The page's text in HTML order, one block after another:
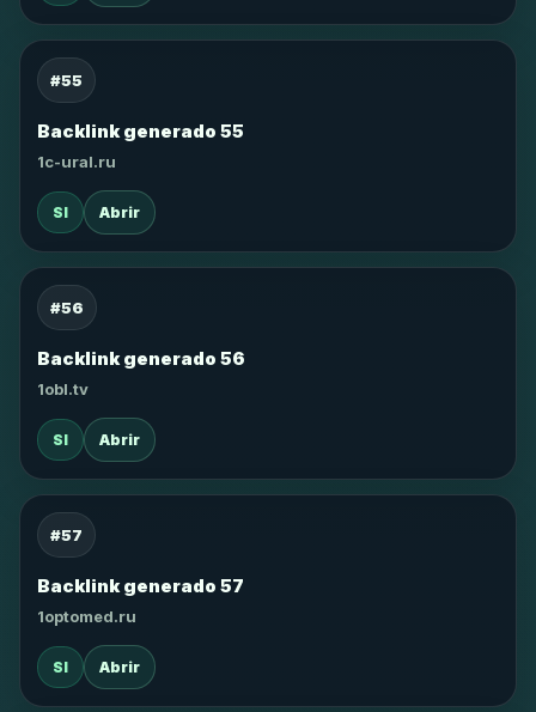
#55
Backlink generado 55
1c-ural.ru
SI Abrir
#56
Backlink generado 56
1obl.tv
SI Abrir
#57
Backlink generado 57
1optomed.ru
SI Abrir